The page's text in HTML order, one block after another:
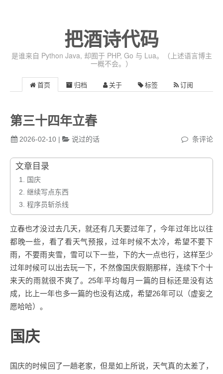
把酒诗代码
是谁来自 Python Java, 却囿于 PHP, Go 与 Lua。（上述语言博主
一概不会。）
首页 归档 关于 标签 订阅
第三十四年立春
2026-02-10 | 说过的话 条评论
文章目录
1.
国庆
2. 继续写点东西
3. 程序员斩杀线
立春也才没过去几天，就还有几天要过年了，今年过年比以往
都晚一些，看了看天气预报，过年时候不太冷，希望不要下
雨，不要雨夹雪，雪可以下一些，下的大一点也行，这样至少
过年时候可以出去玩一下，不然像国庆假期那样，连续下个十
来天的雨就很不爽了。25年平均每月一篇的目标还是没有达
成，比上一年也多一篇的也没有达成，希望26年可以（虚妄之
愿哈哈）。
国庆
国庆的时候回了一趟老家，但是如上所说，天气真的太差了，